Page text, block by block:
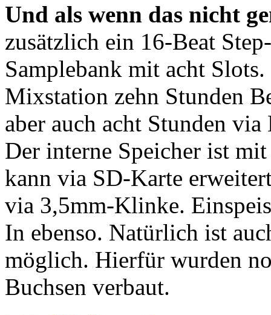
Und als wenn das nicht
zusätzlich ein 16-Beat
Samplebank mit acht
Mixstation zehn Stunden
aber auch acht Stunden
Der interne Speicher ist
kann via SD-Karte
via 3,5mm-Klinke.
In ebenso. Natürlich ist
möglich. Hierfür wurden
Buchsen verbaut.